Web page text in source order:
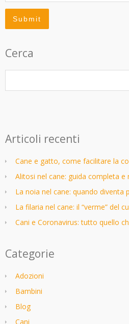
Cerca
Articoli recenti
Cane e gatto, come facilitare la
Alitosi nel cane: guida completa e
La noia nel cane: quando diventa
La filaria nel cane: il “verme” del
Cani e Coronavirus: tutto quello
Categorie
Adozioni
Bambini
Blog
Cani